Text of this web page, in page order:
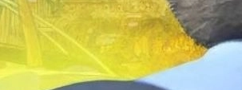
tâm trạng cá nhân:Một chú cáo
lại sự bình yên, trong khi hình ảnh
quan sát lại thể hiện sự tập trung.
nói lên phần nào trạng thái tinh
chính bạn.